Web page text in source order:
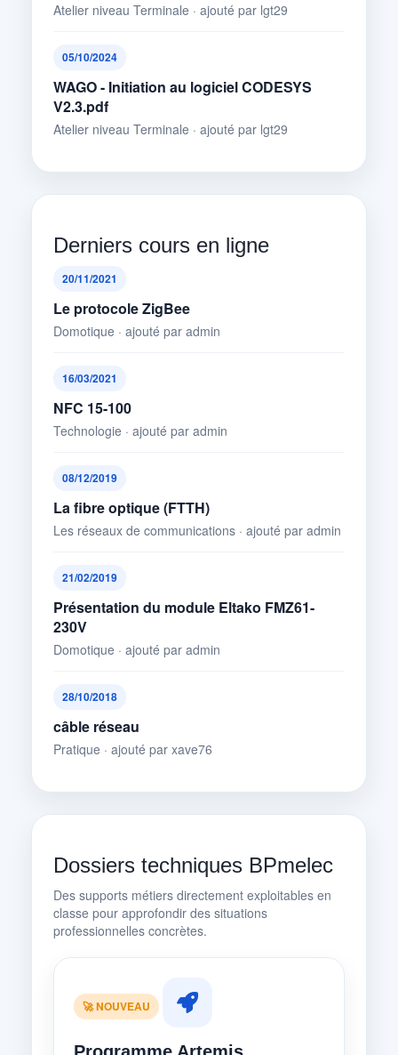
Atelier niveau Terminale · ajouté par lgt29
05/10/2024
WAGO - Initiation au logiciel CODESYS
V2.3.pdf
Atelier niveau Terminale · ajouté par lgt29
Derniers cours en ligne
20/11/2021
Le protocole ZigBee
Domotique · ajouté par admin
16/03/2021
NFC 15-100
Technologie · ajouté par admin
08/12/2019
La fibre optique (FTTH)
Les réseaux de communications · ajouté par admin
21/02/2019
Présentation du module Eltako FMZ61-
230V
Domotique · ajouté par admin
28/10/2018
câble réseau
Pratique · ajouté par xave76
Dossiers techniques BPmelec
Des supports métiers directement exploitables en
classe pour approfondir des situations
professionnelles concrètes.
🚀 NOUVEAU